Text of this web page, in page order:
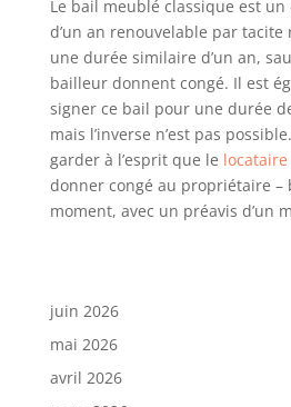
Le bail meublé classique est un
d’un an renouvelable par
une durée similaire d’un an,
bailleur donnent congé. Il est
signer ce bail pour une durée
mais l’inverse n’est pas
garder à l’esprit que le locataire
donner congé au propriétaire –
moment, avec un préavis d’un
juin 2026
mai 2026
avril 2026